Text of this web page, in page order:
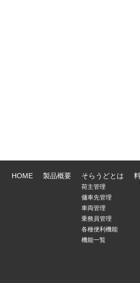
HOME 製品概要 そらうどとは
荷主管理
傭車先管理
車両管理
乗務員管理
各種便利機能
機能一覧